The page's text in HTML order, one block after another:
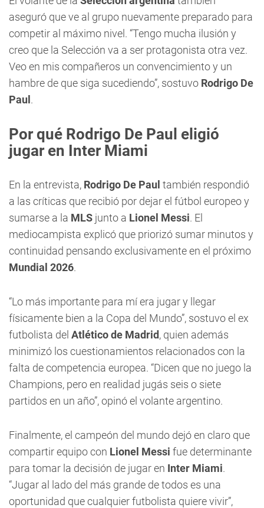
aseguró que ve al grupo nuevamente preparado para
competir al máximo nivel. “Tengo mucha ilusión y
creo que la Selección va a ser protagonista otra vez.
Veo en mis compañeros un convencimiento y un
hambre de que siga sucediendo”, sostuvo Rodrigo De
Paul .
Por qué Rodrigo De Paul eligió
jugar en Inter Miami
En la entrevista, Rodrigo De Paul también respondió
a las críticas que recibió por dejar el fútbol europeo y
sumarse a la MLS junto a Lionel Messi. El
mediocampista explicó que priorizó sumar minutos y
continuidad pensando exclusivamente en el próximo
Mundial 2026.
“Lo más importante para mí era jugar y llegar
físicamente bien a la Copa del Mundo”, sostuvo el ex
futbolista del Atlético de Madrid, quien además
minimizó los cuestionamientos relacionados con la
falta de competencia europea. “Dicen que no juego la
Champions, pero en realidad jugás seis o siete
partidos en un año”, opinó el volante argentino.
Finalmente, el campeón del mundo dejó en claro que
compartir equipo con Lionel Messi fue determinante
para tomar la decisión de jugar en Inter Miami.
“Jugar al lado del más grande de todos es una
oportunidad que cualquier futbolista quiere vivir”,